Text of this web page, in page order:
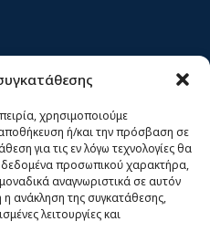
χρησιμοποιούμε
ή/και την πρόσβαση σε
για τις εν λόγω τεχνολογίες θα
δεδομένα προσωπικού χαρακτήρα,
αναγνωριστικά σε αυτόν
ανάκληση της συγκατάθεσης,
λειτουργίες και
αρχές & δράση